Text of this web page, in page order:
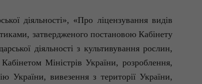
діяльності», «Про ліцензування видів
затвердженого постановою Кабінету
діяльності з культивування рослин,
Міністрів України, розроблення,
України, вивезення з території України,